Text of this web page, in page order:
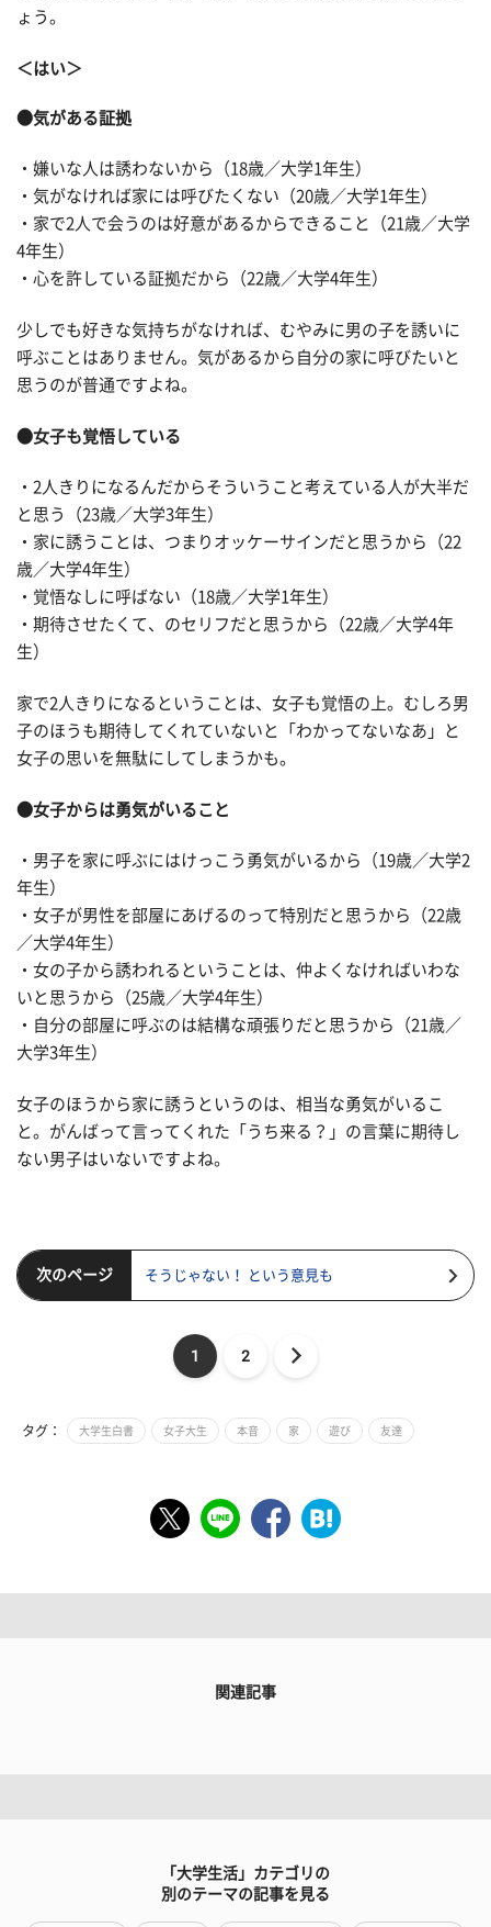
ょう。
＜はい＞
●気がある証拠
・嫌いな人は誘わないから（18歳／大学1年生）
・気がなければ家には呼びたくない（20歳／大学1年生）
・家で2人で会うのは好意があるからできること（21歳／大学
4年生）
・心を許している証拠だから（22歳／大学4年生）
少しでも好きな気持ちがなければ、むやみに男の子を誘いに
呼ぶことはありません。気があるから自分の家に呼びたいと
思うのが普通ですよね。
●女子も覚悟している
・2人きりになるんだからそういうこと考えている人が大半だ
と思う（23歳／大学3年生）
・家に誘うことは、つまりオッケーサインだと思うから（22
歳／大学4年生）
・覚悟なしに呼ばない（18歳／大学1年生）
・期待させたくて、のセリフだと思うから（22歳／大学4年
生）
家で2人きりになるということは、女子も覚悟の上。むしろ男
子のほうも期待してくれていないと「わかってないなあ」と
女子の思いを無駄にしてしまうかも。
●女子からは勇気がいること
・男子を家に呼ぶにはけっこう勇気がいるから（19歳／大学2
年生）
・女子が男性を部屋にあげるのって特別だと思うから（22歳
／大学4年生）
・女の子から誘われるということは、仲よくなければいわな
いと思うから（25歳／大学4年生）
・自分の部屋に呼ぶのは結構な頑張りだと思うから（21歳／
大学3年生）
女子のほうから家に誘うというのは、相当な勇気がいるこ
と。がんばって言ってくれた「うち来る？」の言葉に期待し
ない男子はいないですよね。
次のページ そうじゃない！ という意見も
1 2
タグ： 大学生白書 女子大生 本音 家 遊び 友達
関連記事
「大学生活」カテゴリの
別のテーマの記事を見る